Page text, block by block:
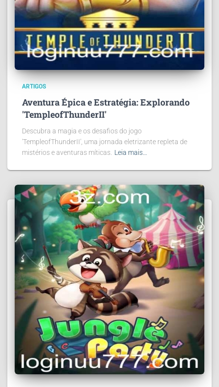
ARTIGOS
Aventura Épica e Estratégia: Explorando
'TempleofThunderII'
Descubra a magia e os desafios do jogo
'TempleofThunderII', uma jornada eletrizante repleta de
mistérios e aventuras míticas. Leia mais…